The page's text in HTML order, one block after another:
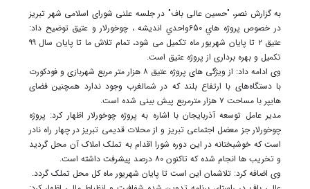
به گزارش نصر، "حسین عالی باف" در جلسه علنی شورای اسلامی شهر تبریز
در خصوص پروژه هاي 650واحدي اندیشه ، چوخورلار و عتیق توضیح داد:
عتیق ٢ تا پایان شهریور ماه تکمیل می شود، تمام تلاش ما تا پایان سال ٩٩
تکمیل و بهره برداری از پروژه عتیق است.
وی ادامه داد: از ویژگی های پروژه عتیق ٨ هزار متر مربع شهربازی و فودکورت
با دستگاه‌های با ارتفاع بلند که در شمالغرب وجود ندارد همچنین فضای
هایپر با مساحت ٧ هزار مترمربع پیش بینی شده است.
مدیر عامل توسعه آذربایجان با اشاره به پروژه چوخورلار اظهار کرد: پروژه
چوخورلار جز معضل اجتماعی تبریز و از محلات قدیمی تبریز در چهار راه نادر
است که خوشبختانه در این دوره شورا اقدام به تملک املاک آن محل گردید
و تخریب ها انجام شده که تاکنون ٨٠ درصد پیشرفت داشته است.
وی اضافه کرد: تلاشمان این است تا پایان شهریور ماه کل محل تملک گردد.